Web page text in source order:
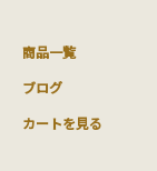
商品一覧
ブログ
カートを見る